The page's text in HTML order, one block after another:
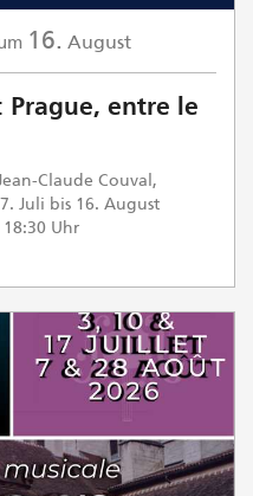
16. August
Prague, entre le
Claude Couval,
Juli bis 16. August
Uhr